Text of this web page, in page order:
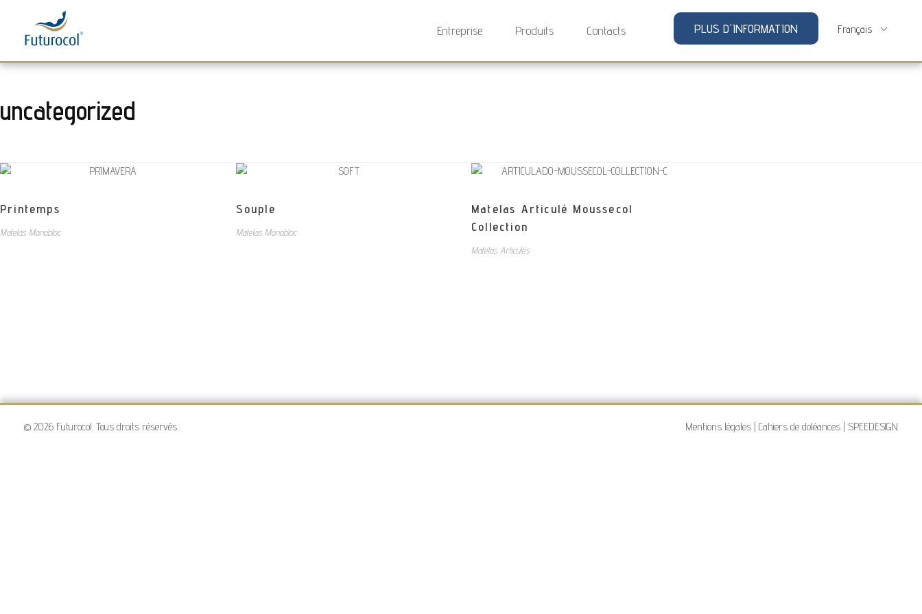
Entreprise Produits Contacts PLUS D'INFORMATION
uncategorized
Printemps
Matelas Monobloc
Souple
Matelas Monobloc
Matelas Articulé Moussecol
Collection
Matelas Articulés
© 2026 Futurocol. Tous droits réservés. Mentions légales | Cahiers de doléances | SPEEDESIGN